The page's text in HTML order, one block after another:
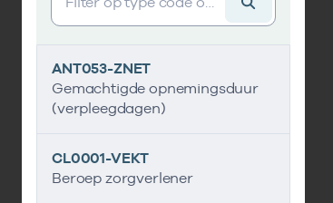
ANT053-ZNET
Gemachtigde opnemingsduur
(verpleegdagen)
CL0001-VEKT
Beroep zorgverlener